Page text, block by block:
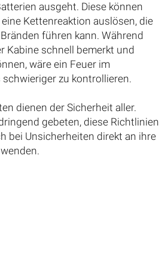
ausgeht. Diese können
Kettenreaktion auslösen, die
führen kann. Während
Kabine schnell bemerkt und
wäre ein Feuer im
zu kontrollieren.
dienen der Sicherheit aller.
gebeten, diese Richtlinien
bei Unsicherheiten direkt an ihre